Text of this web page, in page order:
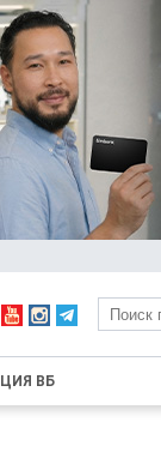
ВБ